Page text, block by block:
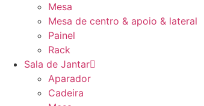
Mesa
Mesa de centro & apoio & lateral
Painel
Rack
Sala de Jantar
Aparador
Cadeira